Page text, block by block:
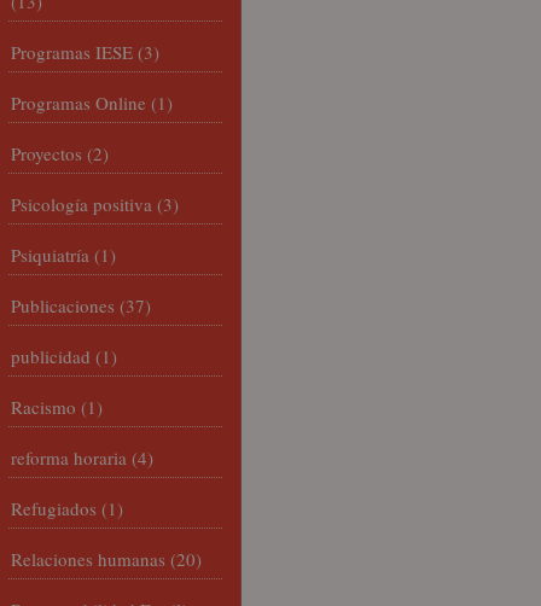
Programas IESE (3)
Programas Online (1)
Proyectos (2)
Psicología positiva (3)
Psiquiatría (1)
Publicaciones (37)
publicidad (1)
Racismo (1)
reforma horaria (4)
Refugiados (1)
Relaciones humanas (20)